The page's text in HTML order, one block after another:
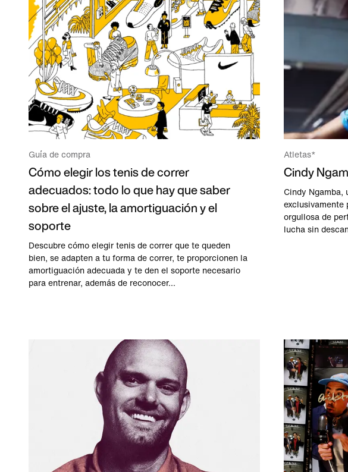
Guía de compra
Cómo elegir los tenis de correr
adecuados: todo lo que hay que saber
sobre el ajuste, la amortiguación y el
soporte
Descubre cómo elegir tenis de correr que te queden
bien, se adapten a tu forma de correr, te proporcionen la
amortiguación adecuada y te den el soporte necesario
para entrenar, además de reconocer...
Atletas*
Cindy
Cindy Ngamba,
exclusivamente
orgullosa de
lucha sin